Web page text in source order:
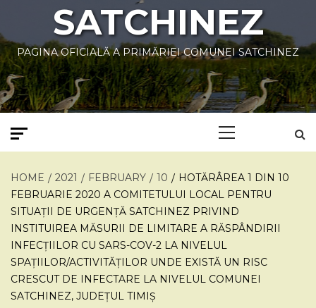
SATCHINEZ
PAGINA OFICIALĂ A PRIMĂRIEI COMUNEI SATCHINEZ
HOME 2021 FEBRUARY 10
HOTĂRÂREA 1 DIN 10
FEBRUARIE 2020 A COMITETULUI LOCAL PENTRU
SITUAȚII DE URGENȚĂ SATCHINEZ PRIVIND
INSTITUIREA MĂSURII DE LIMITARE A RĂSPÂNDIRII
INFECȚIILOR CU SARS-COV-2 LA NIVELUL
SPAȚIILOR/ACTIVITĂȚILOR UNDE EXISTĂ UN RISC
CRESCUT DE INFECTARE LA NIVELUL COMUNEI
SATCHINEZ, JUDEȚUL TIMIȘ